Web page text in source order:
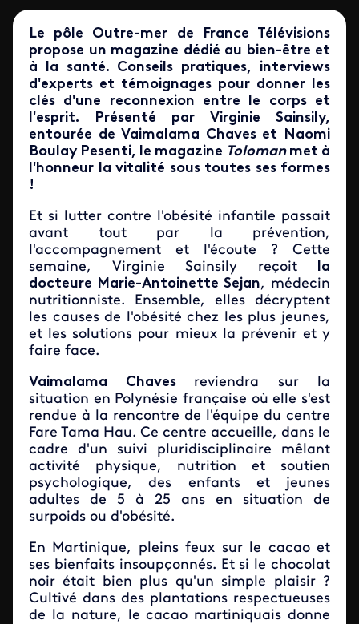
Le pôle Outre-mer de France Télévisions
propose un magazine dédié au bien-être et
à la santé. Conseils pratiques, interviews
d'experts et témoignages pour donner les
clés d'une reconnexion entre le corps et
l'esprit. Présenté par Virginie Sainsily,
entourée de Vaimalama Chaves et Naomi
Boulay Pesenti, le magazine Tolomanmet à
l'honneur la vitalité sous toutes ses formes
!
Et si lutter contre l'obésité infantile passait
avant tout par la prévention,
l'accompagnement et l'écoute ? Cette
semaine, Virginie Sainsily reçoit la
docteure Marie-Antoinette Sejan, médecin
nutritionniste. Ensemble, elles décryptent
les causes de l'obésité chez les plus jeunes,
et les solutions pour mieux la prévenir et y
faire face.
Vaimalama Chaves reviendra sur la
situation en Polynésie française où elle s'est
rendue à la rencontre de l'équipe du centre
Fare Tama Hau. Ce centre accueille, dans le
cadre d'un suivi pluridisciplinaire mêlant
activité physique, nutrition et soutien
psychologique, des enfants et jeunes
adultes de 5 à 25 ans en situation de
surpoids ou d'obésité.
En Martinique, pleins feux sur le cacao et
ses bienfaits insoupçonnés. Et si le chocolat
noir était bien plus qu'un simple plaisir ?
Cultivé dans des plantations respectueuses
de la nature, le cacao martiniquais donne